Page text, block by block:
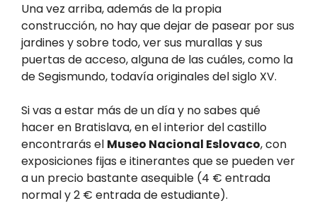
Una vez arriba, además de la propia
construcción, no hay que dejar de pasear por sus
jardines y sobre todo, ver sus murallas y sus
puertas de acceso, alguna de las cuáles, como la
de Segismundo, todavía originales del siglo XV.
Si vas a estar más de un día y no sabes qué
hacer en Bratislava, en el interior del castillo
encontrarás el Museo Nacional Eslovaco, con
exposiciones fijas e itinerantes que se pueden ver
a un precio bastante asequible (4 € entrada
normal y 2 € entrada de estudiante).